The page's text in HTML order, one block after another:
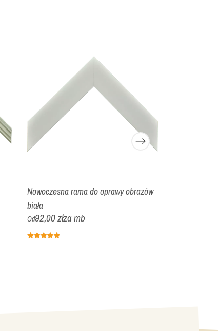
Nowoczesna rama do oprawy obrazów
biała
Od92,00 złza mb